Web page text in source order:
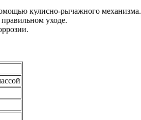
кулисно-рычажного механизма.
уходе.